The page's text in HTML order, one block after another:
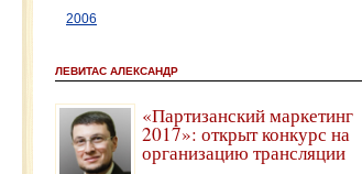
2006
ЛЕВИТАС АЛЕКСАНДР
«Партизанский маркетинг
2017»: открыт конкурс на
организацию трансляции